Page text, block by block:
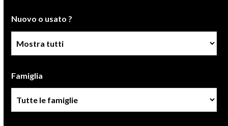
Nuovo o usato ?
Famiglia